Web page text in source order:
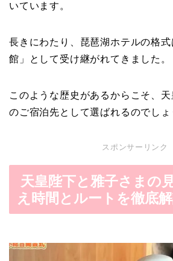
いています。
長きにわたり、琵琶湖ホテルの格
館」として受け継がれてきました。
このような歴史があるからこそ、天
のご宿泊先として選ばれるのでしょ
スポンサーリンク
天皇陛下と雅子さまの
え時間とルートを徹底